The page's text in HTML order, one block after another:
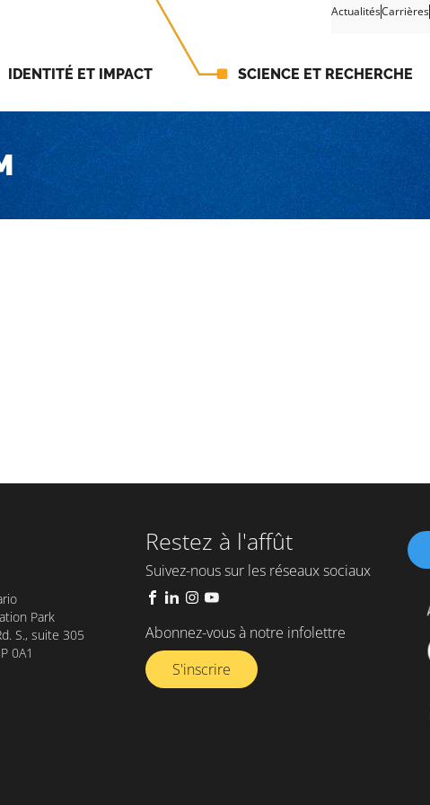
ActualitésCarrières
IDENTITÉ ET IMPACT SCIENCE ET RECHERCHE
Park
S., suite 305
0A1
Restez à l'affût
Suivez-nous sur les réseaux sociaux
Abonnez-vous à notre infolettre​
S'inscrire